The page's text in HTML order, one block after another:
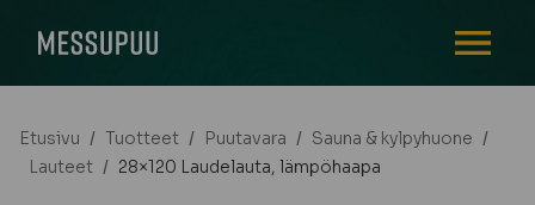
Etusivu / Tuotteet / Puutavara / Sauna & kylpyhuone /
Lauteet / 28×120 Laudelauta, lämpöhaapa